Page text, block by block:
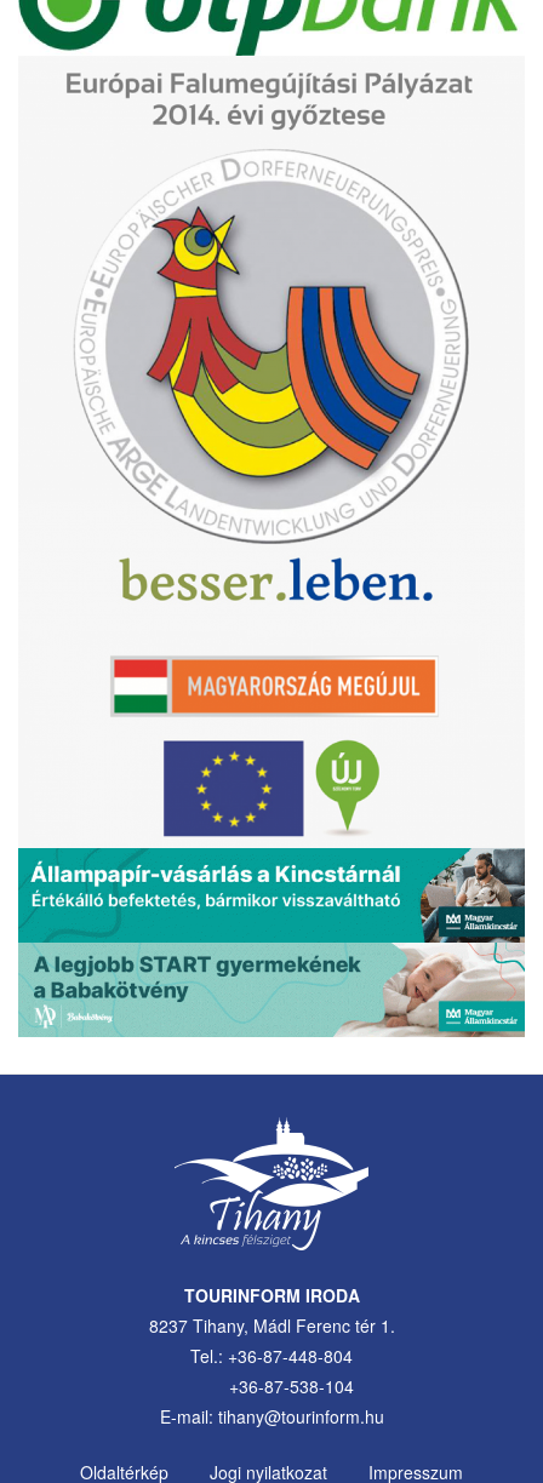
TOURINFORM IRODA
8237 Tihany, Mádl Ferenc tér 1.
Tel.: +36-87-448-804
+36-87-538-104
E-mail: tihany@tourinform.hu
Oldaltérkép Jogi nyilatkozat Impresszum